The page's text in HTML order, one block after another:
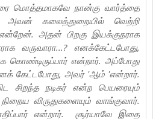
மொத்தமாகவே நான்கு வார்த்தை
அவன் கலைத்துறையில் வெற்றி
அதன் பிறகு இயக்குநராக
வருவாரா...? எனக்கேட்டபோது,
என்றார். அப்போது
கேட்டபோது, அவர் 'ஆம் 'என்றார்.
சிறந்த நடிகர் என்ற பெயரையும்
விருதுகளையும் வாங்குவார்.
என்றார். சூர்யாவே இதை